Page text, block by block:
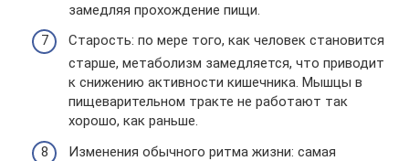
замедляя прохождение пищи.
Старость: по мере того, как человек становится
старше, метаболизм замедляется, что приводит
к снижению активности кишечника. Мышцы в
пищеварительном тракте не работают так
хорошо, как раньше.
Изменения обычного ритма жизни: самая